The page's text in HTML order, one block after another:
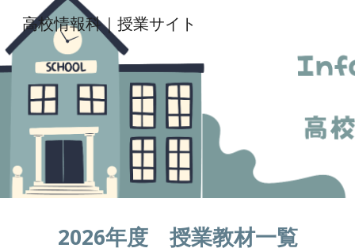
Skip to main content
高校情報科｜授業サイト
2026年度 授業教材一覧